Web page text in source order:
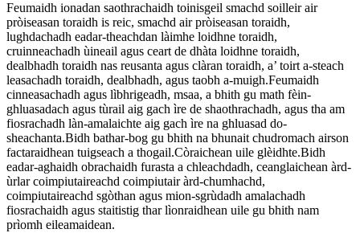
Feumaidh ionadan saothrachaidh toinisgeil smachd soilleir air
pròiseasan toraidh is reic, smachd air pròiseasan toraidh,
lughdachadh eadar-theachdan làimhe loidhne toraidh,
cruinneachadh ùineail agus ceart de dhàta loidhne toraidh,
dealbhadh toraidh nas reusanta agus clàran toraidh, a’ toirt a-steach
leasachadh toraidh, dealbhadh, agus taobh a-muigh.Feumaidh
cinneasachadh agus lìbhrigeadh, msaa, a bhith gu math fèin-
ghluasadach agus tùrail aig gach ìre de shaothrachadh, agus tha am
fiosrachadh làn-amalaichte aig gach ìre na ghluasad do-
sheachanta.Bidh bathar-bog gu bhith na bhunait chudromach airson
factaraidhean tuigseach a thogail.Còraichean uile glèidhte.Bidh
eadar-aghaidh obrachaidh furasta a chleachdadh, ceanglaichean àrd-
ùrlar coimpiutaireachd coimpiutair àrd-chumhachd,
coimpiutaireachd sgòthan agus mion-sgrùdadh amalachadh
fiosrachaidh agus staitistig thar lìonraidhean uile gu bhith nam
prìomh eileamaidean.